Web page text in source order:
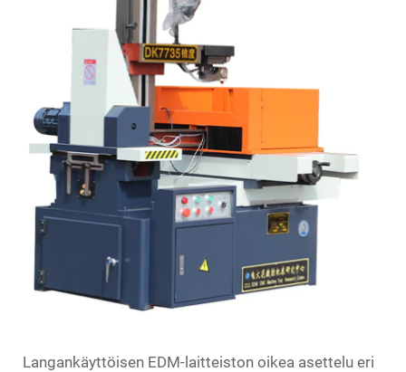
Langankäyttöisen EDM-laitteiston oikea asettelu eri